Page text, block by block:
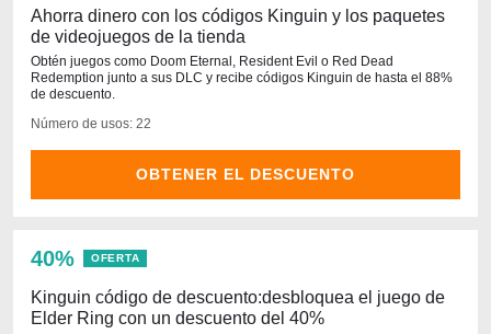
Ahorra dinero con los códigos Kinguin y los paquetes
de videojuegos de la tienda
Obtén juegos como Doom Eternal, Resident Evil o Red Dead
Redemption junto a sus DLC y recibe códigos Kinguin de hasta el 88%
de descuento.
Número de usos: 22
OBTENER EL DESCUENTO
40% OFERTA
Kinguin código de descuento:desbloquea el juego de
Elder Ring con un descuento del 40%